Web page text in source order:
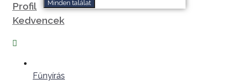
Minden találat
Profil
Kedvencek
Fűnyírás